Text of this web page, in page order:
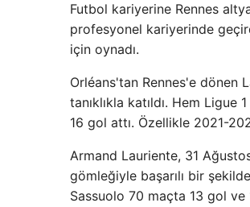
Futbol kariyerine Rennes
profesyonel kariyerinde
için oynadı.
Orléans'tan Rennes'e dönen
tanıklıkla katıldı. Hem
16 gol attı. Özellikle 2021-
Armand Lauriente, 31
gömleğiyle başarılı bir
Sassuolo 70 maçta 13 gol